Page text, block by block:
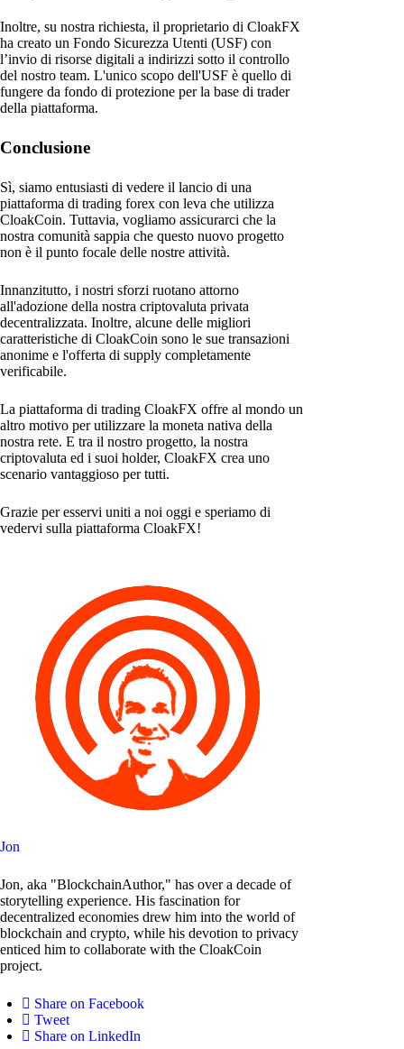
Inoltre, su nostra richiesta, il proprietario di CloakFX
ha creato un Fondo Sicurezza Utenti (USF) con
l’invio di risorse digitali a indirizzi sotto il controllo
del nostro team. L'unico scopo dell'USF è quello di
fungere da fondo di protezione per la base di trader
della piattaforma.
Conclusione
Sì, siamo entusiasti di vedere il lancio di una
piattaforma di trading forex con leva che utilizza
CloakCoin. Tuttavia, vogliamo assicurarci che la
nostra comunità sappia che questo nuovo progetto
non è il punto focale delle nostre attività.
Innanzitutto, i nostri sforzi ruotano attorno
all'adozione della nostra criptovaluta privata
decentralizzata. Inoltre, alcune delle migliori
caratteristiche di CloakCoin sono le sue transazioni
anonime e l'offerta di supply completamente
verificabile.
La piattaforma di trading CloakFX offre al mondo un
altro motivo per utilizzare la moneta nativa della
nostra rete. E tra il nostro progetto, la nostra
criptovaluta ed i suoi holder, CloakFX crea uno
scenario vantaggioso per tutti.
Grazie per esservi uniti a noi oggi e speriamo di
vedervi sulla piattaforma CloakFX!
Jon
Jon, aka "BlockchainAuthor," has over a decade of
storytelling experience. His fascination for
decentralized economies drew him into the world of
blockchain and crypto, while his devotion to privacy
enticed him to collaborate with the CloakCoin
project.
Share on Facebook
Tweet
Share on LinkedIn